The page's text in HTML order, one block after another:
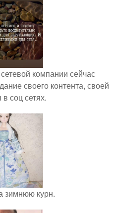
компании сейчас
своего контента, своей
соц сетях.
зимнюю курн.